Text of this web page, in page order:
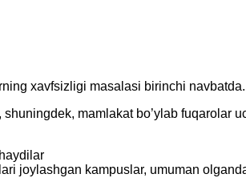
xavfsizligi masalasi birinchi navbatda.
mamlakat bo’ylab
joylashgan kampuslar, umuman